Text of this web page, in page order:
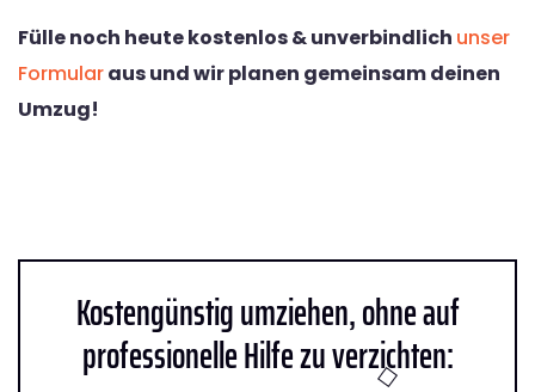
Fülle noch heute kostenlos & unverbindlich unser
Formularaus und wir planen gemeinsam deinen
Umzug!
Kostengünstig umziehen, ohne auf
professionelle Hilfe zu verzichten: